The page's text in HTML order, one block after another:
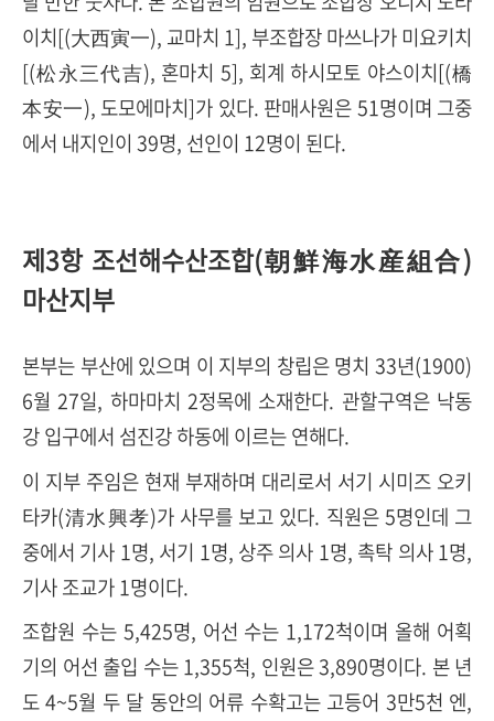
이치[(大西寅一), 교마치 1], 부조합장 마쓰나가 미요키치
[(松永三代吉), 혼마치 5], 회계 하시모토 야스이치[(橋
本安一), 도모에마치]가 있다. 판매사원은 51명이며 그중
에서 내지인이 39명, 선인이 12명이 된다.
제3항 조선해수산조합(朝鮮海水産組合)
마산지부
본부는 부산에 있으며 이 지부의 창립은 명치 33년(1900)
6월 27일, 하마마치 2정목에 소재한다. 관할구역은 낙동
강 입구에서 섬진강 하동에 이르는 연해다.
이 지부 주임은 현재 부재하며 대리로서 서기 시미즈 오키
타카(清水興孝)가 사무를 보고 있다. 직원은 5명인데 그
중에서 기사 1명, 서기 1명, 상주 의사 1명, 촉탁 의사 1명,
기사 조교가 1명이다.
조합원 수는 5,425명, 어선 수는 1,172척이며 올해 어획
기의 어선 출입 수는 1,355척, 인원은 3,890명이다. 본 년
도 4~5월 두 달 동안의 어류 수확고는 고등어 3만5천 엔,